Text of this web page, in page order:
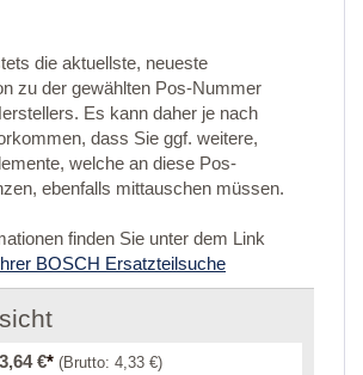
die aktuellste, neueste
zu der gewählten Pos-Nummer
Es kann daher je nach
dass Sie ggf. weitere,
welche an diese Pos-
ebenfalls mittauschen müssen.
finden Sie unter dem Link
BOSCH Ersatzteilsuche
3,64 €* (Brutto: 4,33 €)